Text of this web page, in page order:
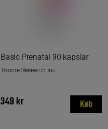
Basic Prenatal 90 kapslar
Thorne Research Inc.
349 kr Køb